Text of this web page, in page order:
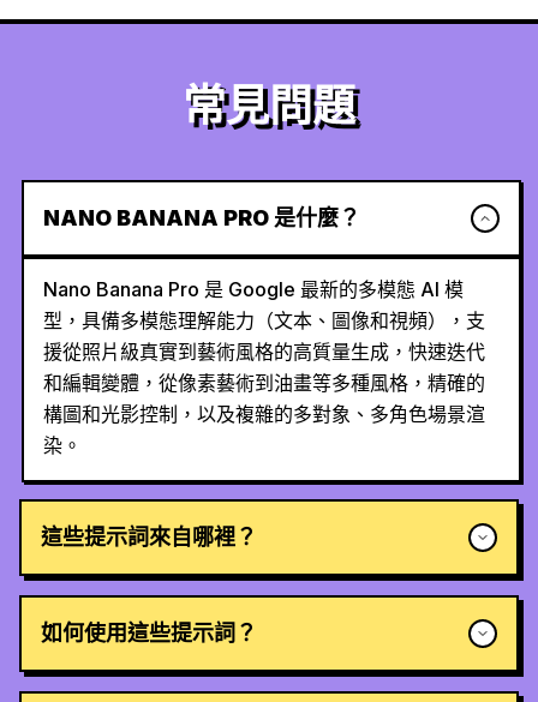
常見問題
NANO BANANA PRO 是什麼？
Nano Banana Pro 是 Google 最新的多模態 AI 模
型，具備多模態理解能力（文本、圖像和視頻），支
援從照片級真實到藝術風格的高質量生成，快速迭代
和編輯變體，從像素藝術到油畫等多種風格，精確的
構圖和光影控制，以及複雜的多對象、多角色場景渲
染。
這些提示詞來自哪裡？
如何使用這些提示詞？